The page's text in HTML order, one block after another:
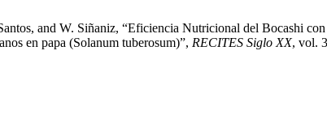
and W. Siñaniz, “Eficiencia Nutricional del Bocashi
en papa (Solanum tuberosum)”, RECITES Siglo XX, vol.